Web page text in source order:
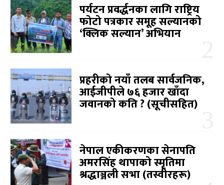
पर्यटन प्रवर्द्धनका लागि राष्ट्रिय
फोटो पत्रकार समूह सल्यानको
‘क्लिक सल्यान’ अभियान
प्रहरीको नयाँ तलब सार्वजनिक,
आईजीपीले ७६ हजार खाँदा
जवानको कति ? (सूचीसहित)
नेपाल एकीकरणका सेनापति
अमरसिंह थापाको स्मृतिमा
श्रद्धाञ्जली सभा (तस्वीरहरू)